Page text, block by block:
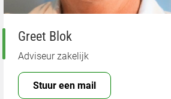
Greet Blok
Adviseur zakelijk
Stuur een mail